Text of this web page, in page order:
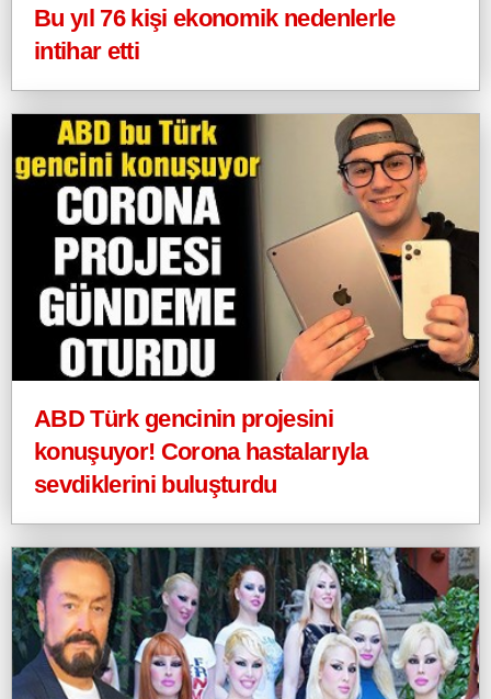
Bu yıl 76 kişi ekonomik nedenlerle
intihar etti
ABD Türk gencinin projesini
konuşuyor! Corona hastalarıyla
sevdiklerini buluşturdu